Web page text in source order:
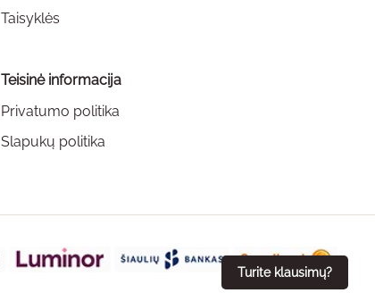
Turite klausimų?
Taisyklės
Teisinė informacija
Privatumo politika
Slapukų politika